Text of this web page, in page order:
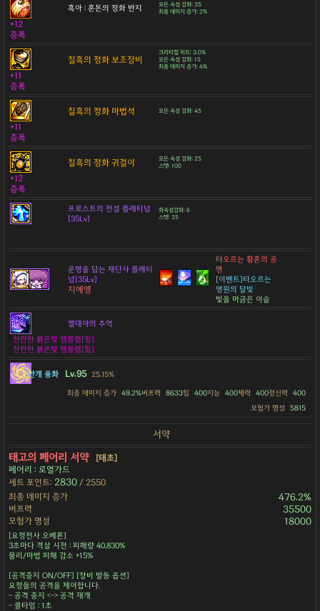
흑아 : 혼돈의 정화 반지
모든 속성 강화: 35
최종 데미지 증가: 2%
+12
증폭
칠흑의 정화 보조장비
크리티컬 히트: 3.0%
모든 속성 강화: 15
최종 데미지 증가: 4%
+11
증폭
칠흑의 정화 마법석 모든 속성 강화: 45
+11
증폭
칠흑의 정화 귀걸이
모든 속성 강화: 25
스탯: 100
+12
증폭
프로스트의 전설 플래티넘
[35Lv]
화속성강화: 6
스탯: 25
운명을 담는 재단사 플래티
넘[35Lv]
지에엥
타오르는 황혼의 공
명
[이벤트]타오르는
영원의 달빛
빛을 머금은 이슬
열대야의 추억
찬란한 붉은빛 엠블렘[힘]
찬란한 붉은빛 엠블렘[힘]
안개 융화 Lv.95 25.15%
최종 데미지 증가 49.2%버프력 8633힘 400지능 400체력 400정신력
400
모험가 명성
5815
서약
태고의 페어리 서약
[태초]
페어리 : 로열가드
세트 포인트: 2830 / 2550
최종 데미지 증가
476.2%
버프력 35500
모험가 명성 18000
[요정전사 오베론]
3초마다 격살 시전 : 피해량 40,830%
물리/마법 피해 감소 +15%
[공격중지 ON/OFF] [장비 발동 옵션]
요정들의 공격을 제어합니다.
- 공격 중지 <-> 공격 재개
- 쿨타임 : 1초